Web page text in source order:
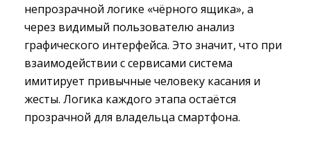
непрозрачной логике «чёрного ящика», а
через видимый пользователю анализ
графического интерфейса. Это значит, что при
взаимодействии с сервисами система
имитирует привычные человеку касания и
жесты. Логика каждого этапа остаётся
прозрачной для владельца смартфона.